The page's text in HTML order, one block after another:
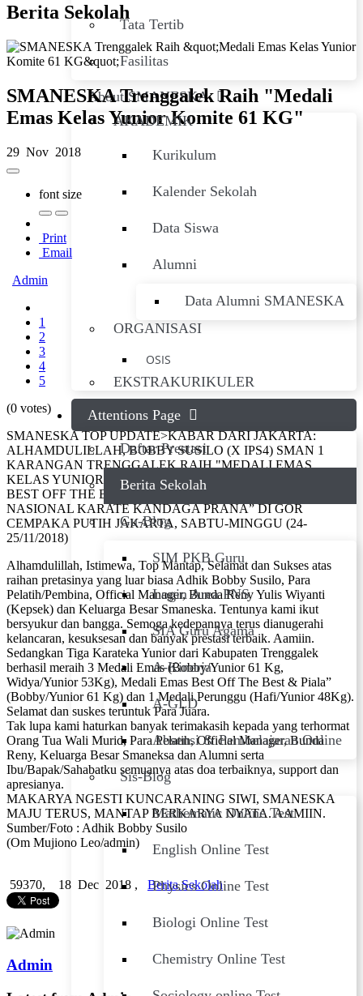
Tata Tertib
Fasilitas
About SMANESKA
AKADEMIK
Kurikulum
Kalender Sekolah
Data Siswa
Alumni
Data Alumni SMANESKA
ORGANISASI
OSIS
EKSTRAKURIKULER
Attentions Page
Daftar Prestasi
Berita Sekolah
Gu-Blog
SIM PKB Guru
Login Area PNS
SIA Guru Agama
A-Kinerja
A-GLD
Absensi & Pembelajaran Online
Sis-Blog
Mathematic Online Test
English Online Test
Physics Online Test
Biologi Online Test
Chemistry Online Test
Berita Sekolah
SMANESKA Trenggalek Raih "Medali
Emas Kelas Yunior Komite 61 KG"
29 Nov 2018
font size
Print
Email
Admin
1
2
3
4
5
(0 votes)
SMANESKA TOP UPDATE>KABAR DARI JAKARTA:
ALHAMDULILLAH, BOBBY SUSILO (X IPS4) SMAN 1
KARANGAN TRENGGALEK RAIH "MEDALI EMAS
KELAS YUNIOR KOMITE 61 KG" DAN “MEDALI EMAS
BEST OFF THE BEST & PIALA” PADA “KEJUARAAN
NASIONAL KARATE KANDAGA PRANA” DI GOR
CEMPAKA PUTIH JAKARTA, SABTU-MINGGU (24-
25/11/2018)
Alhamdulillah, Istimewa, Top Mantap, Selamat dan Sukses atas
raihan pretasinya yang luar biasa Adhik Bobby Susilo, Para
Pelatih/Pembina, Official Manager, Bunda Reny Yulis Wiyanti
(Kepsek) dan Keluarga Besar Smaneska. Tentunya kami ikut
bersyukur dan bangga. Semoga kedepannya terus dianugerahi
kelancaran, kesuksesan dan banyak prestasi terbaik. Aamiin.
Sedangkan Tiga Karateka Yunior dari Kabupaten Trenggalek
berhasil meraih 3 Medali Emas (Bobby/Yunior 61 Kg,
Widya/Yunior 53Kg), Medali Emas Best Off The Best & Piala”
(Bobby/Yunior 61 Kg) dan 1 Medali Perunggu (Hafi/Yunior 48Kg).
Selamat dan suskes teruntuk Para Juara.
Tak lupa kami haturkan banyak terimakasih kepada yang terhormat
Orang Tua Wali Murid, Para Pelatih, Official Manager, Bunda
Reny, Keluarga Besar Smaneksa dan Alumni serta
Ibu/Bapak/Sahabatku semuanya atas doa terbaiknya, support dan
apresianya.
MAKARYA NGESTI KUNCARANING SIWI, SMANESKA
MAJU TERUS, MANTAP BERKARYA NYATA. AAMIIN.
Sumber/Foto : Adhik Bobby Susilo
(Om Mujiono Leo/admin)
59370, 18 Dec 2018 , Berita Sekolah
Admin